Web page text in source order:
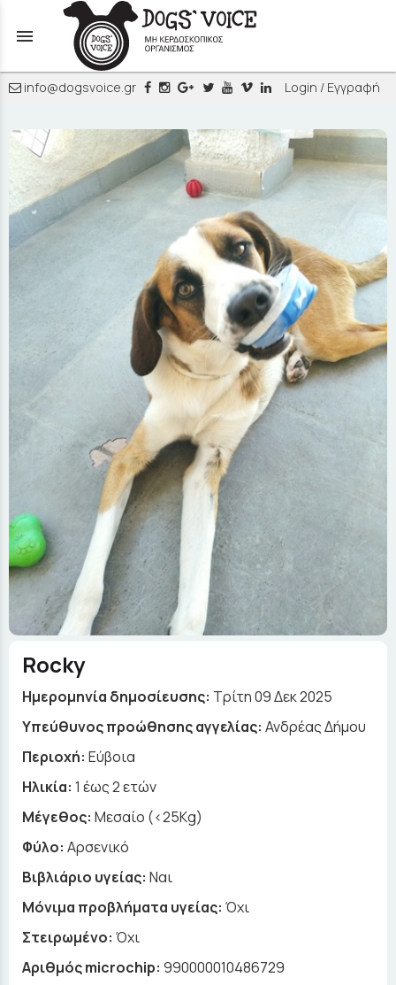
menu
info@dogsvoice.gr Login / Εγγραφή
Rocky
Ημερομηνία δημοσίευσης: Τρίτη 09 Δεκ 2025
Yπεύθυνος προώθησης αγγελίας: Ανδρέας Δήμου
Περιοχή: Εύβοια
Ηλικία: 1 έως 2 ετών
Μέγεθος: Μεσαίο (<25Kg)
Φύλο: Αρσενικό
Βιβλιάριο υγείας: Ναι
Μόνιμα προβλήματα υγείας: Όχι
Στειρωμένο: Όχι
Αριθμός microchip: 990000010486729